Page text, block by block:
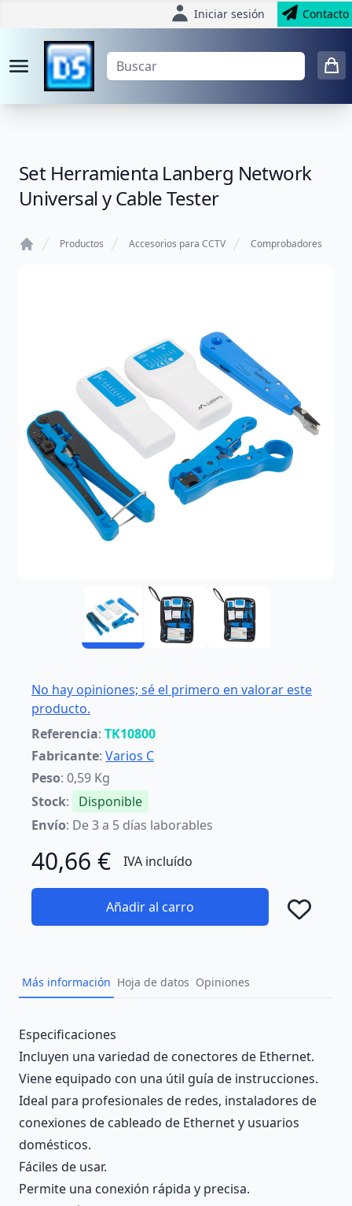
Iniciar sesión Contacto
Set Herramienta Lanberg Network
Universal y Cable Tester
Productos Accesorios para CCTV Comprobadores
No hay opiniones; sé el primero en valorar este
producto.
Referencia: TK10800
Fabricante: Varios C
Peso: 0,59 Kg
Stock:
Disponible
Envío: De 3 a 5 días laborables
40,66 € IVA incluído
Añadir al carro
Más información Hoja de datos Opiniones
Description
Especificaciones
Incluyen una variedad de conectores de Ethernet.
Viene equipado con una útil guía de instrucciones.
Ideal para profesionales de redes, instaladores de
conexiones de cableado de Ethernet y usuarios
domésticos.
Fáciles de usar.
Permite una conexión rápida y precisa.